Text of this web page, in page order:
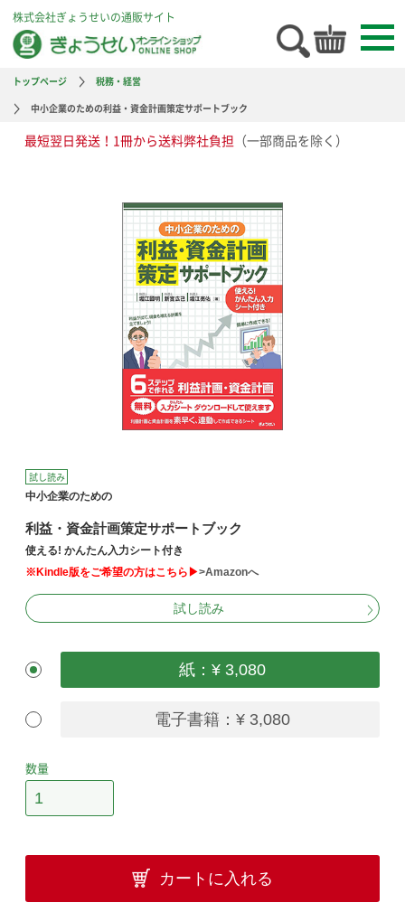
株式会社ぎょうせいの通販サイト
トップページ
税務・経営
中小企業のための利益・資金計画策定サポートブック
最短翌日発送！1冊から送料弊社負担 （一部商品を除く）
試し読み
中小企業のための
利益・資金計画策定サポートブック
使える! かんたん入力シート付き
※Kindle版をご希望の方はこちら▶>Amazonへ
試し読み
紙：¥ 3,080
電子書籍：¥ 3,080
数量
カートに入れる